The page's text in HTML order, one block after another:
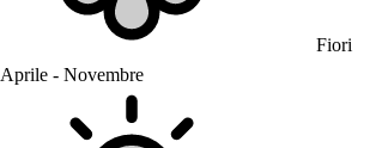
Fiori
Aprile - Novembre